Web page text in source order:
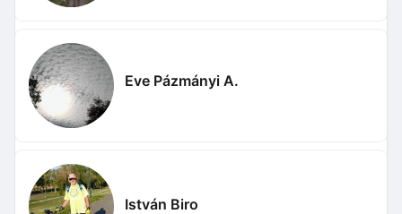
Eve Pázmányi A.
István Biro